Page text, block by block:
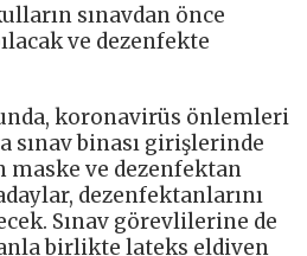
sınavdan önce
ve dezenfekte
koronavirüs önlemleri
sınav binası girişlerinde
maske ve dezenfektan
dezenfektanlarını
Sınav görevlilerine de
birlikte lateks eldiven